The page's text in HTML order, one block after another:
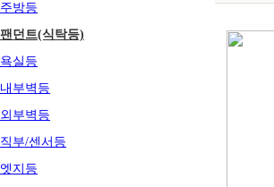
주방등
팬던트(식탁등)
욕실등
내부벽등
외부벽등
직부/센서등
엣지등